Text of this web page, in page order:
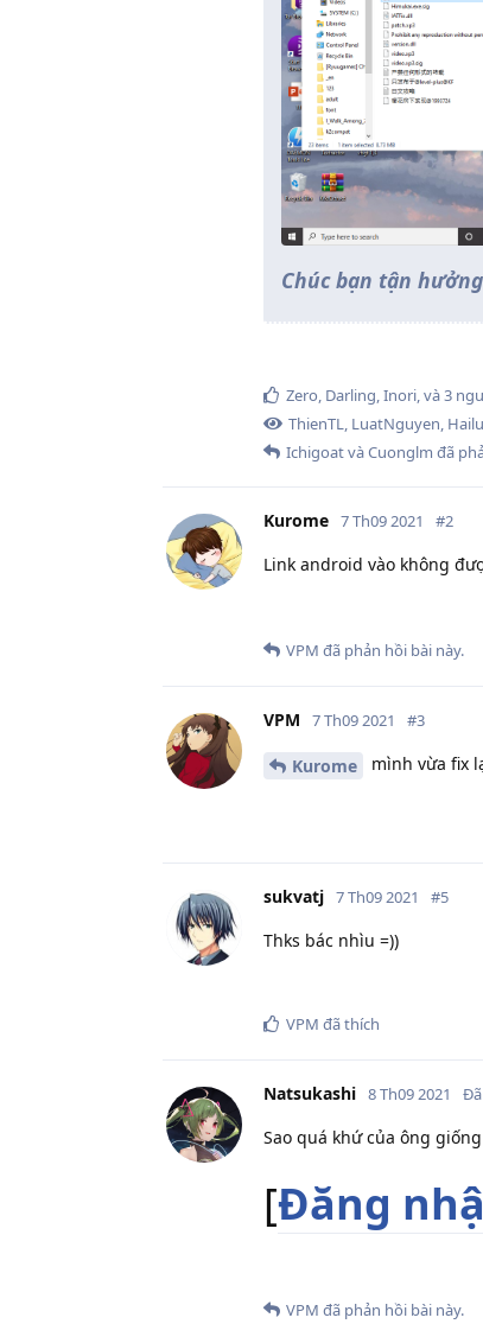
Chúc bạn tận
Zero, Darling,Inori, và3
ThienTL, LuatNguyen,
IchigoatvàCuonglm đã
Kurome 7 Th09 2021 #2
Link android vào không
VPM đã phản hồi bài này.
VPM 7 Th09 2021 #3
Kurome mình vừa fix
sukvatj 7 Th09 2021 #5
Thks bác nhìu =))
VPM đã thích
Natsukashi 8 Th09 2021
Sao quá khứ của ông
[Đăng
VPM đã phản hồi bài này.